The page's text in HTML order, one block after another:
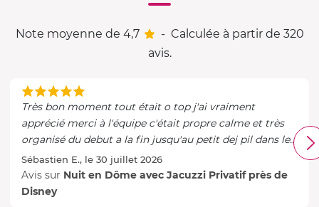
Note moyenne de 4,7 - Calculée à partir de 320
avis.
Très bon moment tout était o top j'ai vraiment
apprécié merci à l'équipe c'était propre calme et très
organisé du debut a la fin jusqu'au petit dej pil dans les
temps bravo et à bientôt
Sébastien E., le 30 juillet 2026
Avis sur Nuit en Dôme avec Jacuzzi Privatif près de
Disney